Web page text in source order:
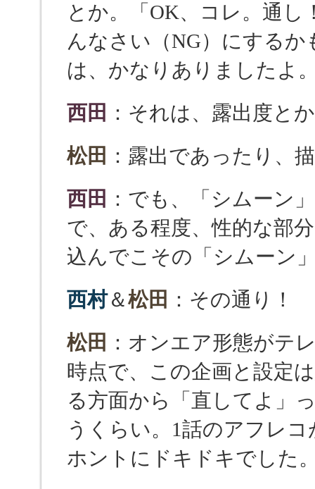
とか。「OK、コレ。通
んなさい（NG）にする
は、かなりありましたよ
西田 ：それは、露出度と
松田 ：露出であったり、
西田 ：でも、「シムーン
で、ある程度、性的な部
込んでこその「シムーン
西村＆松田 ：その通り！
松田 ：オンエア形態が
時点で、この企画と設定
る方面から「直してよ」
うくらい。1話のアフレ
ホントにドキドキでした